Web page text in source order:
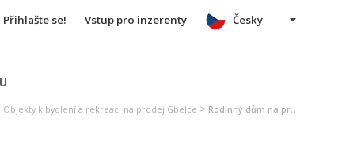
Přihlašte se! Vstup pro inzerenty Česky
Objekty k bydlení a rekreaci na prodej Gbelce > Rodinný dům na prodej Gbelce